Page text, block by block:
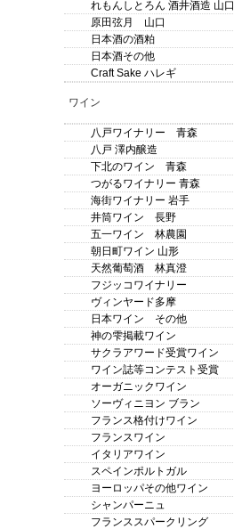
れもんしとろん 酒井酒造 山口
原田弦月 山口
日本酒の酒粕
日本酒その他
Craft Sake ハレギ
ワイン
八戸ワイナリー 青森
八戸 澤内醸造
下北のワイン 青森
つがるワイナリー 青森
海街ワイナリー 岩手
井筒ワイン 長野
五一ワイン 林農園
朝日町ワイン 山形
天然葡萄酒 林真澄
フジッコワイナリー
ヴィンヤード多摩
日本ワイン その他
神の雫掲載ワイン
サクラアワード受賞ワイン
ワイン誌等コンテスト受賞
オーガニックワイン
ソーヴィニヨン ブラン
フランス格付けワイン
フランスワイン
イタリアワイン
スペインポルトガル
ヨーロッパその他ワイン
シャンパーニュ
フランススパークリング